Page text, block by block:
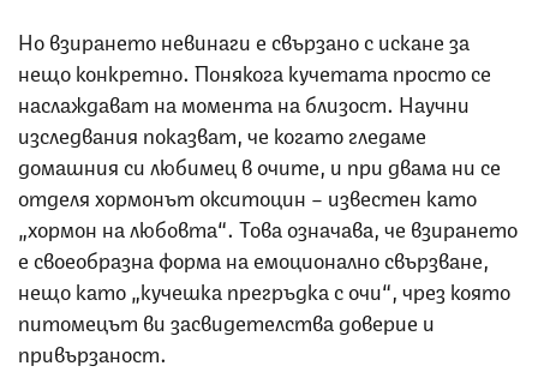
Но взирането невинаги е свързано с искане за
нещо конкретно. Понякога кучетата просто се
наслаждават на момента на близост. Научни
изследвания показват, че когато гледаме
домашния си любимец в очите, и при двама ни се
отделя хормонът окситоцин – известен като
„хормон на любовта“. Това означава, че взирането
е своеобразна форма на емоционално свързване,
нещо като „кучешка прегръдка с очи“, чрез която
питомецът ви засвидетелства доверие и
привързаност.